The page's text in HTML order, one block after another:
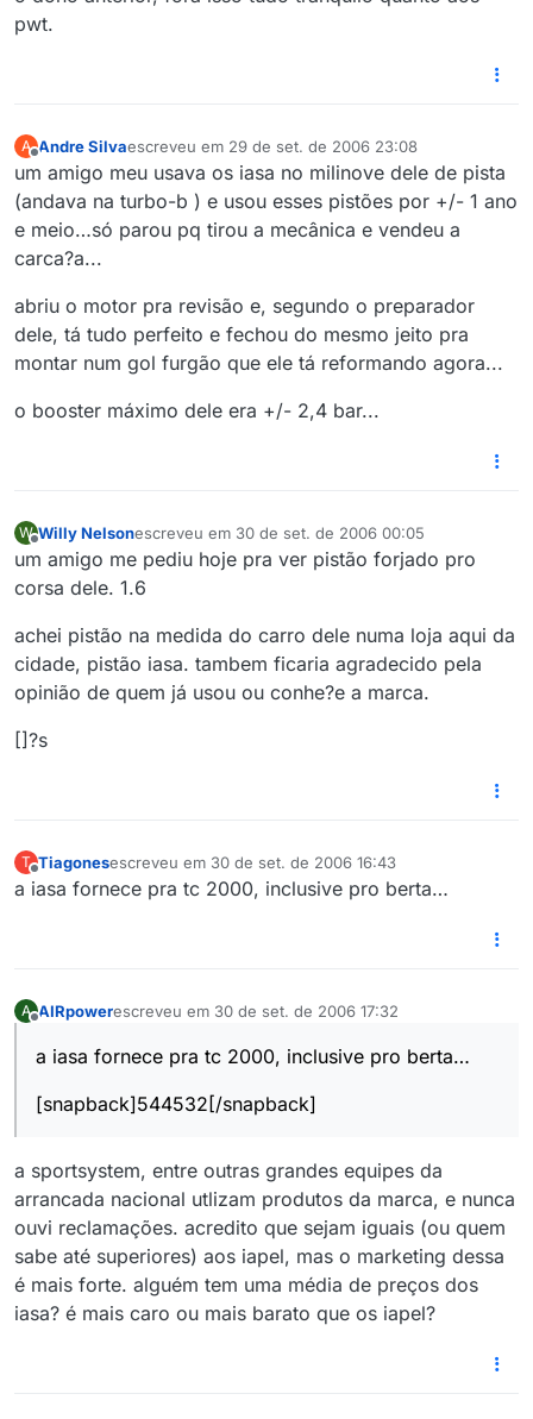
pwt.
A
Offline
Andre Silvaescreveu em 29 de set. de 2006 23:08
última edição por
um amigo meu usava os iasa no milinove dele de pista
(andava na turbo-b ) e usou esses pistões por +/- 1 ano
e meio…só parou pq tirou a mecânica e vendeu a
carca?a...
abriu o motor pra revisão e, segundo o preparador
dele, tá tudo perfeito e fechou do mesmo jeito pra
montar num gol furgão que ele tá reformando agora...
o booster máximo dele era +/- 2,4 bar...
W
Offline
Willy Nelsonescreveu em 30 de set. de 2006 00:05
última edição por
um amigo me pediu hoje pra ver pistão forjado pro
corsa dele. 1.6
achei pistão na medida do carro dele numa loja aqui da
cidade, pistão iasa. tambem ficaria agradecido pela
opinião de quem já usou ou conhe?e a marca.
[]?s
T
Offline
Tiagonesescreveu em 30 de set. de 2006 16:43
última edição por
a iasa fornece pra tc 2000, inclusive pro berta…
A AIRpowerescreveu em 30 de set. de 2006 17:32
última edição por
a iasa fornece pra tc 2000, inclusive pro berta…
[snapback]544532[/snapback]
a sportsystem, entre outras grandes equipes da
arrancada nacional utlizam produtos da marca, e nunca
ouvi reclamações. acredito que sejam iguais (ou quem
sabe até superiores) aos iapel, mas o marketing dessa
é mais forte. alguém tem uma média de preços dos
iasa? é mais caro ou mais barato que os iapel?